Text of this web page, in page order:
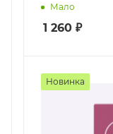
Мало
1 260 ₽
Новинка